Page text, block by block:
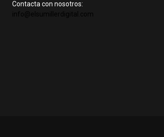
Contacta con nosotros:
info@elsumillerdigital.com